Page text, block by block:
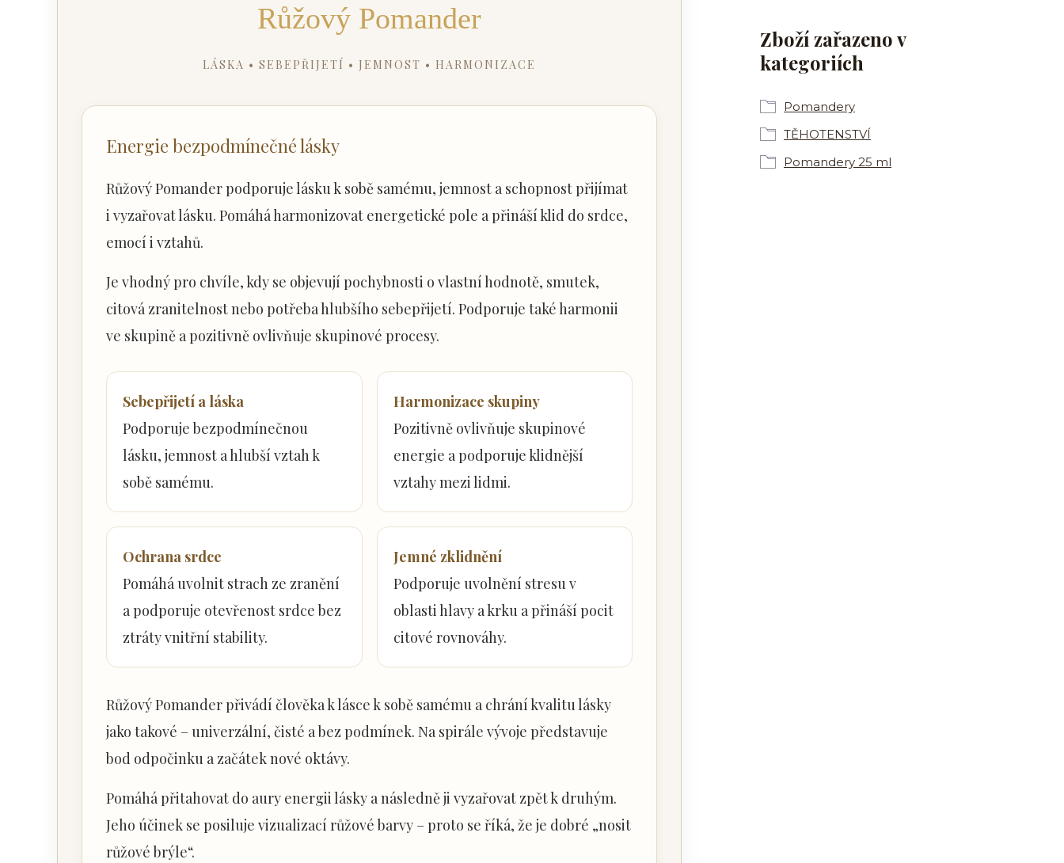
Růžový Pomander
LÁSKA • SEBEPŘIJETÍ • JEMNOST • HARMONIZACE
Energie bezpodmínečné lásky
Růžový Pomander podporuje lásku k sobě samému, jemnost a schopnost přijímat
i vyzařovat lásku. Pomáhá harmonizovat energetické pole a přináší klid do srdce,
emocí i vztahů.
Je vhodný pro chvíle, kdy se objevují pochybnosti o vlastní hodnotě, smutek,
citová zranitelnost nebo potřeba hlubšího sebepřijetí. Podporuje také harmonii
ve skupině a pozitivně ovlivňuje skupinové procesy.
Sebepřijetí a láska
Podporuje bezpodmínečnou
lásku, jemnost a hlubší vztah k
sobě samému.
Harmonizace skupiny
Pozitivně ovlivňuje skupinové
energie a podporuje klidnější
vztahy mezi lidmi.
Ochrana srdce
Pomáhá uvolnit strach ze zranění
a podporuje otevřenost srdce bez
ztráty vnitřní stability.
Jemné zklidnění
Podporuje uvolnění stresu v
oblasti hlavy a krku a přináší pocit
citové rovnováhy.
Růžový Pomander přivádí člověka k lásce k sobě samému a chrání kvalitu lásky
jako takové – univerzální, čisté a bez podmínek. Na spirále vývoje představuje
bod odpočinku a začátek nové oktávy.
Pomáhá přitahovat do aury energii lásky a následně ji vyzařovat zpět k druhým.
Jeho účinek se posiluje vizualizací růžové barvy – proto se říká, že je dobré „nosit
růžové brýle“.
Zboží zařazeno v
kategoriích
Pomandery
TĚHOTENSTVÍ
Pomandery 25 ml